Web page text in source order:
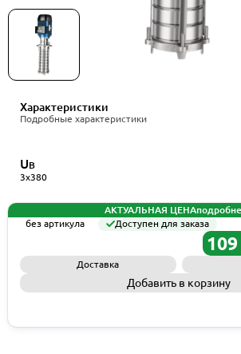
Характеристики
Подробные характеристики
UВ
3x380
АКТУАЛЬНАЯ ЦЕНА
без артикула
Доступен для заказа
Доставка
Добавить в корзину